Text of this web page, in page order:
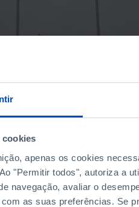
cookies
apenas os cookies
"Permitir todos", autoriza a
navegação, avaliar o
as suas preferências. Se